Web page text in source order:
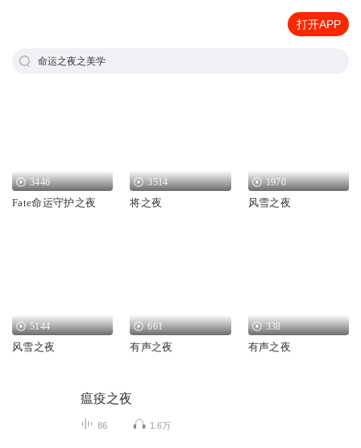
打开APP
命运之夜之美学
3446
Fate命运守护之夜
3514
将之夜
1970
风雪之夜
5144
风雪之夜
661
有声之夜
338
有声之夜
瘟疫之夜
86 1.6万